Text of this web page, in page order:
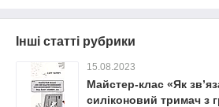
Інші статті рубрики
15.08.2023
Майстер-клас «Як
силіконовий тримач з